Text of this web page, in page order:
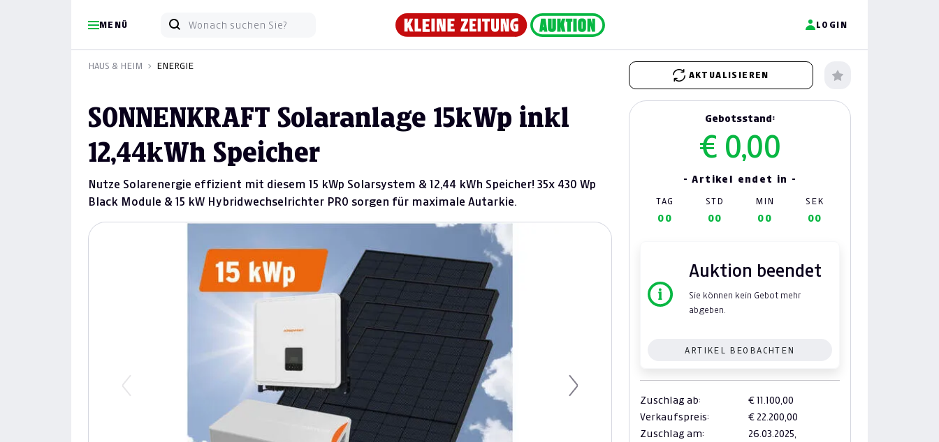
MENÜ LOGIN
HAUS & HEIM
ENERGIE
AKTUALISIEREN
SONNENKRAFT Solaranlage 15kWp inkl
12,44kWh Speicher
Nutze Solarenergie effizient mit diesem 15 kWp Solarsystem & 12,44 kWh Speicher! 35x 430 Wp
Black Module & 15 kW Hybridwechselrichter PRO sorgen für maximale Autarkie.
Previous Next
Gebotsstand:
€ 0,00
- Artikel endet in -
TAG STD MIN SEK
00 00 00 00
Auktion beendet
Sie können kein Gebot mehr
abgeben.
ARTIKEL BEOBACHTEN
Zuschlag ab:
€ 11.100,00
Verkaufspreis:
€ 22.200,00
Zuschlag am:
26.03.2025,